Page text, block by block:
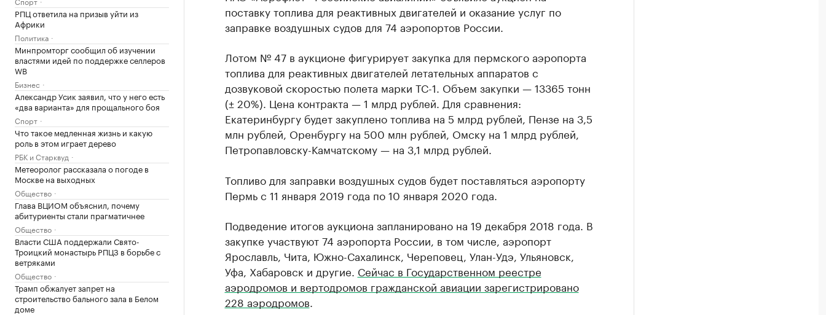
РПЦ ответила на призыв уйти из
Африки
Политика
Минпромторг сообщил об изучении
властями идей по поддержке селлеров
WB
Бизнес
Александр Усик заявил, что у него есть
«два варианта» для прощального боя
Спорт
Что такое медленная жизнь и какую
роль в этом играет дерево
РБК и Старквуд
Метеоролог рассказала о погоде в
Москве на выходных
Общество
Глава ВЦИОМ объяснил, почему
абитуриенты стали прагматичнее
Общество
Власти США поддержали Свято-
Троицкий монастырь РПЦЗ в борьбе с
ветряками
Общество
Трамп обжалует запрет на
строительство бального зала в Белом
доме
поставку топлива для реактивных двигателей и оказание услуг по
заправке воздушных судов для 74 аэропортов России.
Лотом № 47 в аукционе фигурирует закупка для пермского аэропорта
топлива для реактивных двигателей летательных аппаратов с
дозвуковой скоростью полета марки ТС-1. Объем закупки — 13365 тонн
(± 20%). Цена контракта — 1 млрд рублей. Для сравнения:
Екатеринбургу будет закуплено топлива на 5 млрд рублей, Пензе на 3,5
млн рублей, Оренбургу на 500 млн рублей, Омску на 1 млрд рублей,
Петропавловску-Камчатскому — на 3,1 млрд рублей.
Топливо для заправки воздушных судов будет поставляться аэропорту
Пермь с 11 января 2019 года по 10 января 2020 года.
Подведение итогов аукциона запланировано на 19 декабря 2018 года. В
закупке участвуют 74 аэропорта России, в том числе, аэропорт
Ярославль, Чита, Южно-Сахалинск, Череповец, Улан-Удэ, Ульяновск,
Уфа, Хабаровск и другие. Сейчас в Государственном реестре
аэродромов и вертодромов гражданской авиации зарегистрировано
228 аэродромов